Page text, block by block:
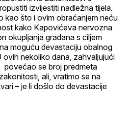
izvijestiti nadležna tijela.
kao što i ovim obraćanjem neću
kako Kapovićeva nervozna
okupljanja građana s ciljem
moguću devastaciju obalnog
ovih nekoliko dana, zahvaljujući
povećao se broj predmeta
ali, vratimo se na
– je li došlo do devastacije